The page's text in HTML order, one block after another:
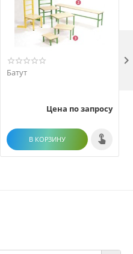
Батут
Цена по запросу
В КОРЗИНУ
